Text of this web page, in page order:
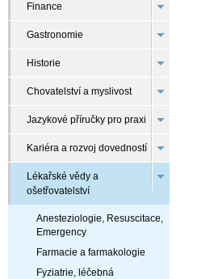
Finance
Gastronomie
Historie
Chovatelství a myslivost
Jazykové příručky pro praxi
Kariéra a rozvoj dovedností
Lékařské vědy a
ošetřovatelství
Anesteziologie, Resuscitace,
Emergency
Farmacie a farmakologie
Fyziatrie, léčebná